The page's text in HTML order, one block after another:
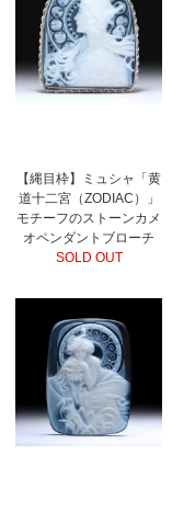
【縄目枠】ミュシャ「黄
道十二宮（ZODIAC）」
モチーフのストーンカメ
オペンダントブローチ
SOLD OUT